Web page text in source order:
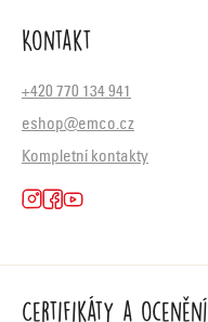
Kontakt
+420 770 134 941
eshop@emco.cz
Kompletní kontakty
Certifikáty a ocenění